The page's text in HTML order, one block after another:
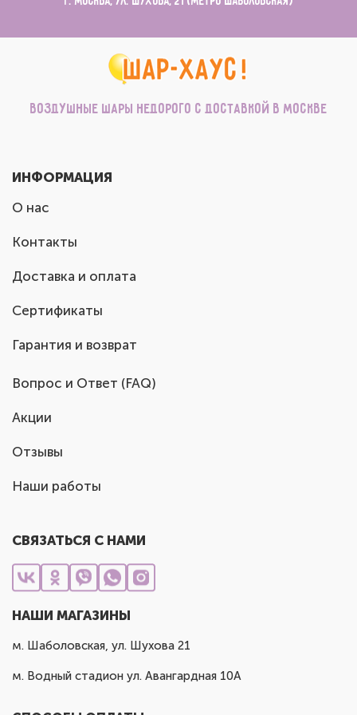
Воздушные шары недорого с доставкой в Москве
ИНФОРМАЦИЯ
О нас
Контакты
Доставка и оплата
Сертификаты
Гарантия и возврат
Вопрос и Ответ (FAQ)
Акции
Отзывы
Наши работы
СВЯЗАТЬСЯ С НАМИ
НАШИ МАГАЗИНЫ
м. Шаболовская, ул. Шухова 21
м. Водный стадион ул. Авангардная 10А